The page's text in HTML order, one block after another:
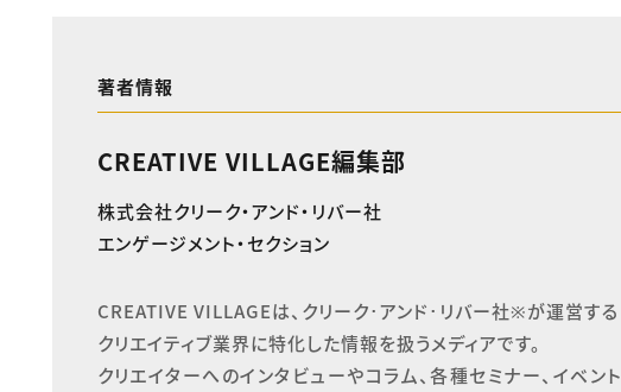
著者情報
CREATIVE VILLAGE編集部
株式会社クリーク・アンド・リバー社
エンゲージメント・セクション
CREATIVE VILLAGEは、クリーク･アンド･リバー社※が運営する
クリエイティブ業界に特化した情報を扱うメディアです。
クリエイターへのインタビューやコラム、各種セミナー、イベント